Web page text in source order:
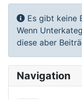
Information
Es gibt keine
Wenn
diese aber
Navigation